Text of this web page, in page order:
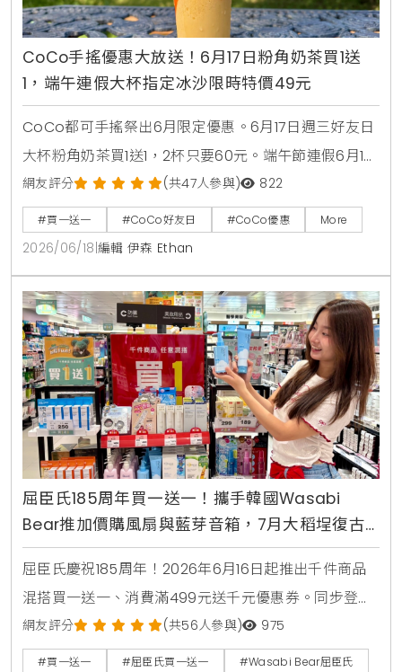
CoCo手搖優惠大放送！6月17日粉角奶茶買1送
1，端午連假大杯指定冰沙限時特價49元
CoCo都可手搖祭出6月限定優惠。6月17日週三好友日
大杯粉角奶茶買1送1，2杯只要60元。端午節連假6月19
日至6月21日加碼消暑活動，大杯芒果冰沙、雪沙椰椰
咖啡、雪沙椰椰冬瓜3款指定特調冰沙限時特價49元。
網友評分 (共47人參與) 822
#買一送一 #CoCo好友日 #CoCo優惠 More
2026/06/18 編輯 伊森 Ethan
屈臣氏185周年買一送一！攜手韓國Wasabi
Bear推加價購風扇與藍芽音箱，7月大稻埕復古
快閃店盛大開幕
屈臣氏慶祝185周年！2026年6月16日起推出千件商品
混搭買一送一、消費滿499元送千元優惠券。同步登場
的還有韓國Wasabi Bear第二彈聯名加價購，包含小提
袋、製冷風扇與藍芽音箱，消費滿1850元再送獨家185
網友評分 (共56人參與) 975
#買一送一 #屈臣氏買一送一 #Wasabi Bear屈臣氏